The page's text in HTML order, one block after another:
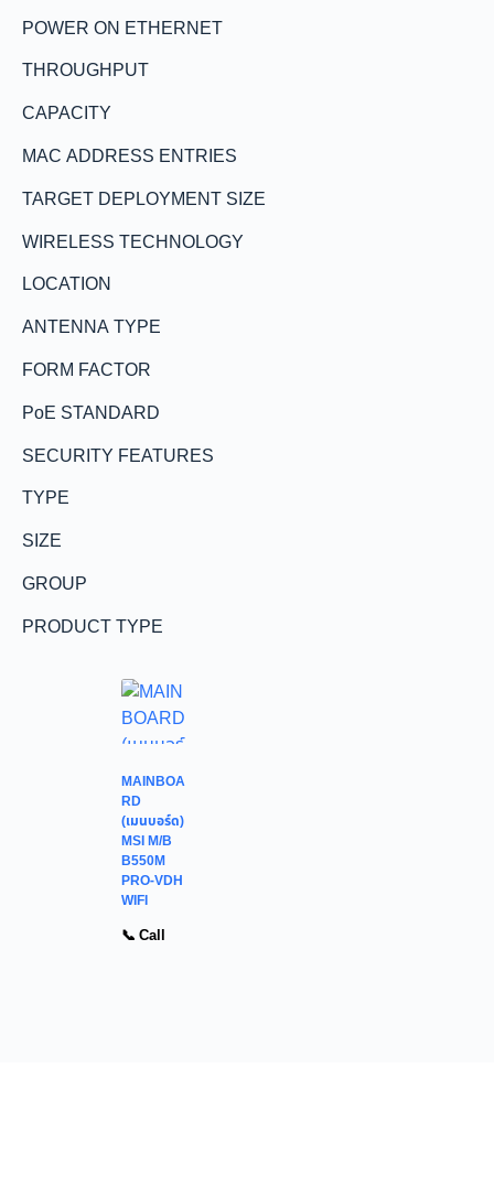
POWER ON ETHERNET
THROUGHPUT
CAPACITY
MAC ADDRESS ENTRIES
TARGET DEPLOYMENT SIZE
WIRELESS TECHNOLOGY
LOCATION
ANTENNA TYPE
FORM FACTOR
PoE STANDARD
SECURITY FEATURES
TYPE
SIZE
GROUP
PRODUCT TYPE
MAINBOA
RD
(เมนบอร์ด)
MSI M/B
B550M
PRO-VDH
WIFI
📞 Call